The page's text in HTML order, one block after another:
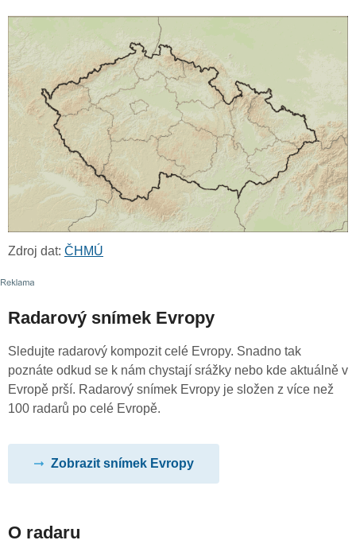
Zdroj dat: ČHMÚ
Radarový snímek Evropy
Sledujte radarový kompozit celé Evropy. Snadno tak
poznáte odkud se k nám chystají srážky nebo kde aktuálně v
Evropě prší. Radarový snímek Evropy je složen z více než
100 radarů po celé Evropě.
Zobrazit snímek Evropy
O radaru